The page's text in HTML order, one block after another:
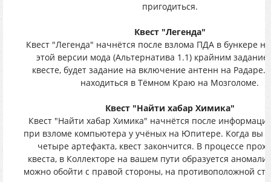
пригодиться.
Квест "Легенда"
Квест "Легенда" начнётся после взлома ПДА в бункере
этой версии мода (Альтернатива 1.1) крайним
квесте, будет задание на включение антенн на Радаре.
находиться в Тёмном Краю на Мозголоме.
Квест "Найти хабар Химика"
Квест "Найти хабар Химика" начнётся после
при взломе компьютера у учёных на Юпитере. Когда вы
четыре артефакта, квест закончится. В процессе
квеста, в Коллекторе на вашем пути образуется
можно обойти с правой стороны, на противоположной